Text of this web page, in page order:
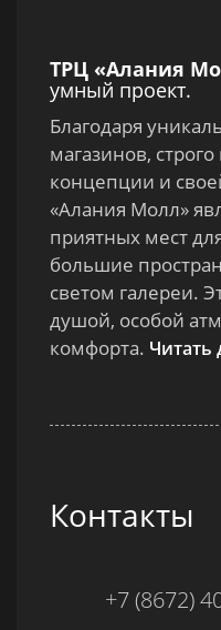
ТРЦ «Алания
умный проект.
Благодаря
магазинов,
концепции и
«Алания Молл»
приятных мест
большие
светом галереи.
душой, особой
комфорта. Читать
Контакты
+7 (8672)